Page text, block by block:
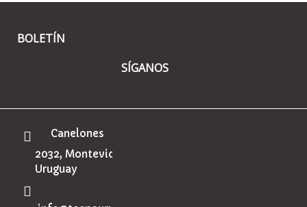
BOLETÍN
SÍGANOS
Canelones
2032, Montevideo
Uruguay